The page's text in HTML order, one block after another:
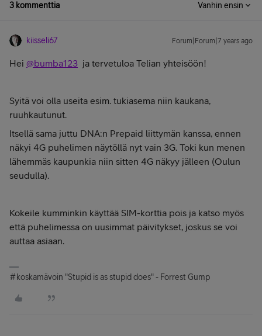
3 kommenttia Vanhin ensin
kiisseli67 Forum|Forum|7 years ago
Hei @bumba123 ja tervetuloa Telian yhteisöön!
Syitä voi olla useita esim. tukiasema niin kaukana,
ruuhkautunut.
Itsellä sama juttu DNA:n Prepaid liittymän kanssa, ennen
näkyi 4G puhelimen näytöllä nyt vain 3G. Toki kun menen
lähemmäs kaupunkia niin sitten 4G näkyy jälleen (Oulun
seudulla).
Kokeile kumminkin käyttää SIM-korttia pois ja katso myös
että puhelimessa on uusimmat päivitykset, joskus se voi
auttaa asiaan.
#koskamävoin "Stupid is as stupid does" - Forrest Gump